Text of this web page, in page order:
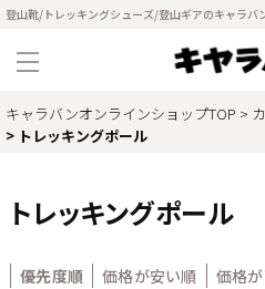
登山靴/トレッキングシューズ/登山ギアのキャラバ
キャラバンオンラインショップTOP
トレッキングポール
トレッキングポール
優先度順 価格が安い順 価格